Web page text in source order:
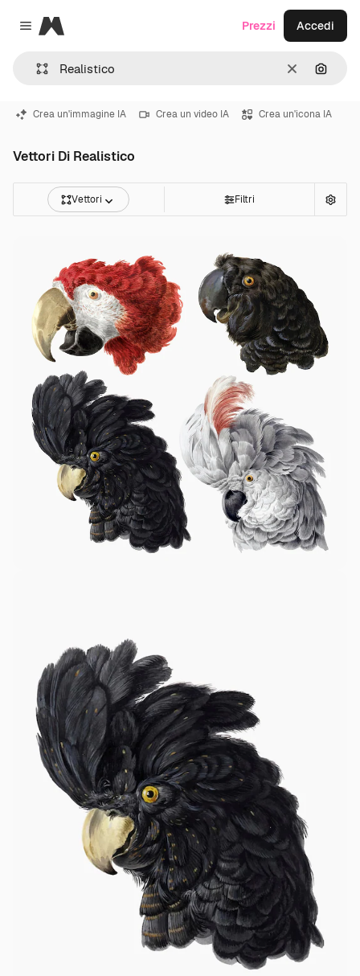
Close menu
Magnific
CancellaCerca
Prezzi Accedi
Crea un'immagine IA Crea un video IA Crea un'icona IA
Vettori Di Realistico
Vettori Filtri